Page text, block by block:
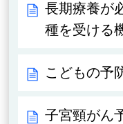
長期療養が
種を受ける
こどもの予
子宮頸がん